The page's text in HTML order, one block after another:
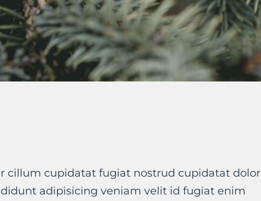
cillum cupidatat fugiat nostrud cupidatat dolor
adipisicing veniam velit id fugiat enim